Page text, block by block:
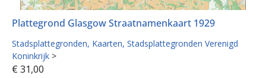
Plattegrond Glasgow Straatnamenkaart 1929
Stadsplattegronden Kaarten Stadsplattegronden Verenigd
Koninkrijk >
€ 31,00